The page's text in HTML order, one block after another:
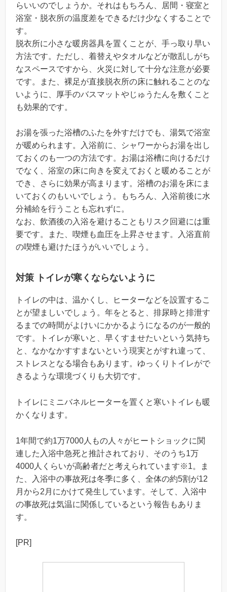
らいいのでしょうか。それはもちろん、居間・寝室と
浴室・脱衣所の温度差をできるだけ少なくすることで
す。
脱衣所に小さな暖房器具を置くことが、手っ取り早い
方法です。ただし、着替えやタオルなどが散乱しがち
なスペースですから、火災に対して十分な注意が必要
です。また、裸足が直接脱衣所の床に触れることのな
いように、厚手のバスマットやじゅうたんを敷くこと
も効果的です。
お湯を張った浴槽のふたを外すだけでも、湯気で浴室
が暖められます。入浴前に、シャワーからお湯を出し
ておくのも一つの方法です。お湯は浴槽に向けるだけ
でなく、浴室の床に向きを変えておくと暖めることが
でき、さらに効果が高まります。浴槽のお湯を床にま
いておくのもいいでしょう。もちろん、入浴前後に水
分補給を行うことも忘れずに。
なお、飲酒後の入浴を避けることもリスク回避には重
要です。また、喫煙も血圧を上昇させます。入浴直前
の喫煙も避けたほうがいいでしょう。
対策 トイレが寒くならないように
トイレの中は、温かくし、ヒーターなどを設置するこ
とが望ましいでしょう。年をとると、排尿時と排泄す
るまでの時間がよけいにかかるようになるのが一般的
です。トイレが寒いと、早くすませたいという気持ち
と、なかなかすすまないという現実とがすれ違って、
ストレスとなる場合もあります。ゆっくりトイレがで
きるような環境づくりも大切です。
トイレにミニバネルヒーターを置くと寒いトイレも暖
かくなります。
1年間で約1万7000人もの人々がヒートショックに関
連した入浴中急死と推計されており、そのうち1万
4000人くらいが高齢者だと考えられています※1。ま
た、入浴中の事故死は冬季に多く、全体の約5割が12
月から2月にかけて発生しています。そして、入浴中
の事故死は気温に関係しているという報告もありま
す。
[PR]